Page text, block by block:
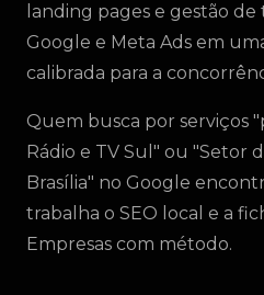
landing pages e gestão
Google e Meta Ads em
calibrada para a
Quem busca por serviços
Rádio e TV Sul" ou "Setor
Brasília" no Google
trabalha o SEO local e a
Empresas com método.